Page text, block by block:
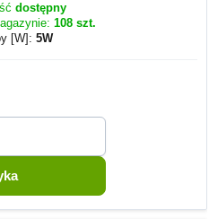
dostępny
108 szt.
[W]:5W